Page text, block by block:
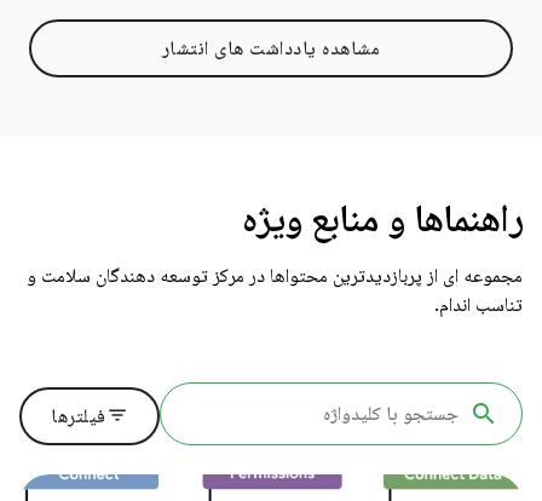
مشاهده یادداشت های انتشار
راهنماها و منابع ویژه
مجموعه ای از پربازدیدترین محتواها در مرکز توسعه دهندگان سلامت و
تناسب اندام.
filter_listفیلترها